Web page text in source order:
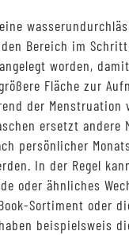
Bereich im
worden,
Fläche zur
der Menstruation
ersetzt andere
persönlicher
In der Regel
oder ähnliches
Sortiment oder
haben beispielsweis